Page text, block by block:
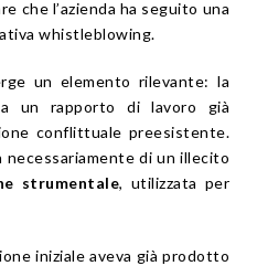
che l’azienda ha seguito una
whistleblowing.
un elemento rilevante: la
a un rapporto di lavoro già
conflittuale preesistente.
di un illecito
strumentale, utilizzata per
iniziale aveva già prodotto